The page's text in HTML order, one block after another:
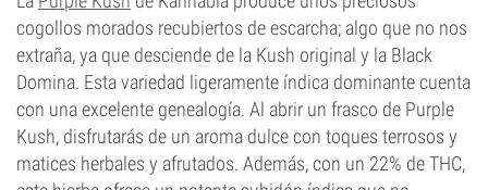
cogollos morados recubiertos de escarcha; algo que no nos
extraña, ya que desciende de la Kush original y la Black
Domina. Esta variedad ligeramente índica dominante cuenta
con una excelente genealogía. Al abrir un frasco de Purple
Kush, disfrutarás de un aroma dulce con toques terrosos y
matices herbales y afrutados. Además, con un 22% de THC,